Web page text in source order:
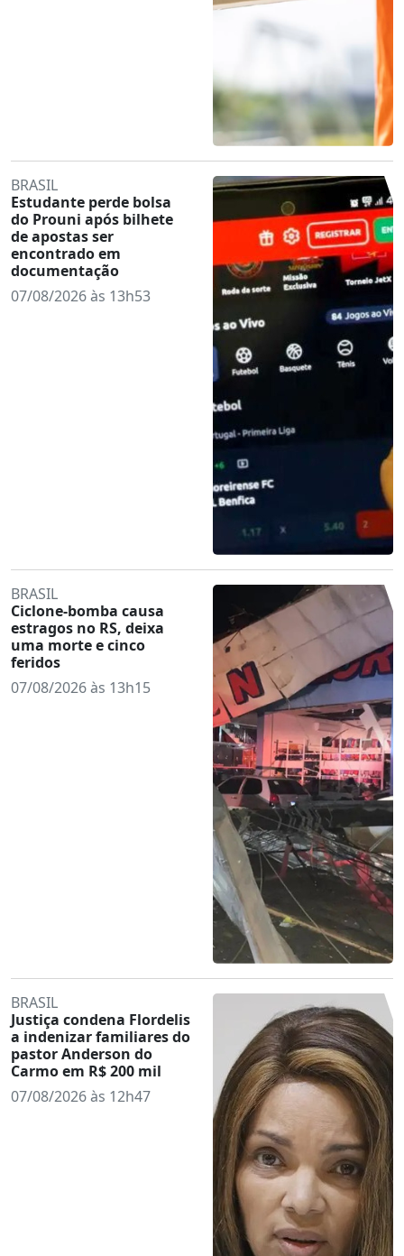
BRASIL
Estudante perde bolsa
do Prouni após bilhete
de apostas ser
encontrado em
documentação
07/08/2026 às 13h53
BRASIL
Ciclone-bomba causa
estragos no RS, deixa
uma morte e cinco
feridos
07/08/2026 às 13h15
BRASIL
Justiça condena Flordelis
a indenizar familiares do
pastor Anderson do
Carmo em R$ 200 mil
07/08/2026 às 12h47